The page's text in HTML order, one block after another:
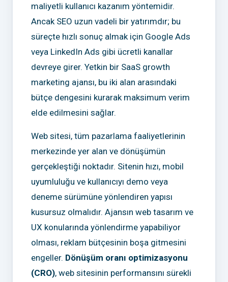
maliyetli kullanıcı kazanım yöntemidir.
Ancak SEO uzun vadeli bir yatırımdır; bu
süreçte hızlı sonuç almak için Google Ads
veya LinkedIn Ads gibi ücretli kanallar
devreye girer. Yetkin bir SaaS growth
marketing ajansı, bu iki alan arasındaki
bütçe dengesini kurarak maksimum verim
elde edilmesini sağlar.
Web sitesi, tüm pazarlama faaliyetlerinin
merkezinde yer alan ve dönüşümün
gerçekleştiği noktadır. Sitenin hızı, mobil
uyumluluğu ve kullanıcıyı demo veya
deneme sürümüne yönlendiren yapısı
kusursuz olmalıdır. Ajansın web tasarım ve
UX konularında yönlendirme yapabiliyor
olması, reklam bütçesinin boşa gitmesini
engeller. Dönüşüm oranı optimizasyonu
(CRO), web sitesinin performansını sürekli